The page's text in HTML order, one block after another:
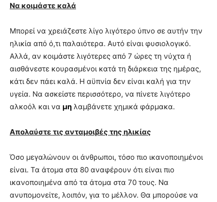
Να κοιμάστε καλά
Μπορεί να χρειάζεστε λίγο λιγότερο ύπνο σε αυτήν την
ηλικία από ό,τι παλαιότερα. Αυτό είναι φυσιολογικό.
Αλλά, αν κοιμάστε λιγότερες από 7 ώρες τη νύχτα ή
αισθάνεστε κουρασμένοι κατά τη διάρκεια της ημέρας,
κάτι δεν πάει καλά. Η αϋπνία δεν είναι καλή για την
υγεία. Να ασκείστε περισσότερο, να πίνετε λιγότερο
αλκοόλ και να μη λαμβάνετε χημικά φάρμακα.
Απολαύστε τις ανταμοιβές της ηλικίας
Όσο μεγαλώνουν οι άνθρωποι, τόσο πιο ικανοποιημένοι
είναι. Τα άτομα στα 80 αναφέρουν ότι είναι πιο
ικανοποιημένα από τα άτομα στα 70 τους. Να
ανυπομονείτε, λοιπόν, για το μέλλον. Θα μπορούσε να